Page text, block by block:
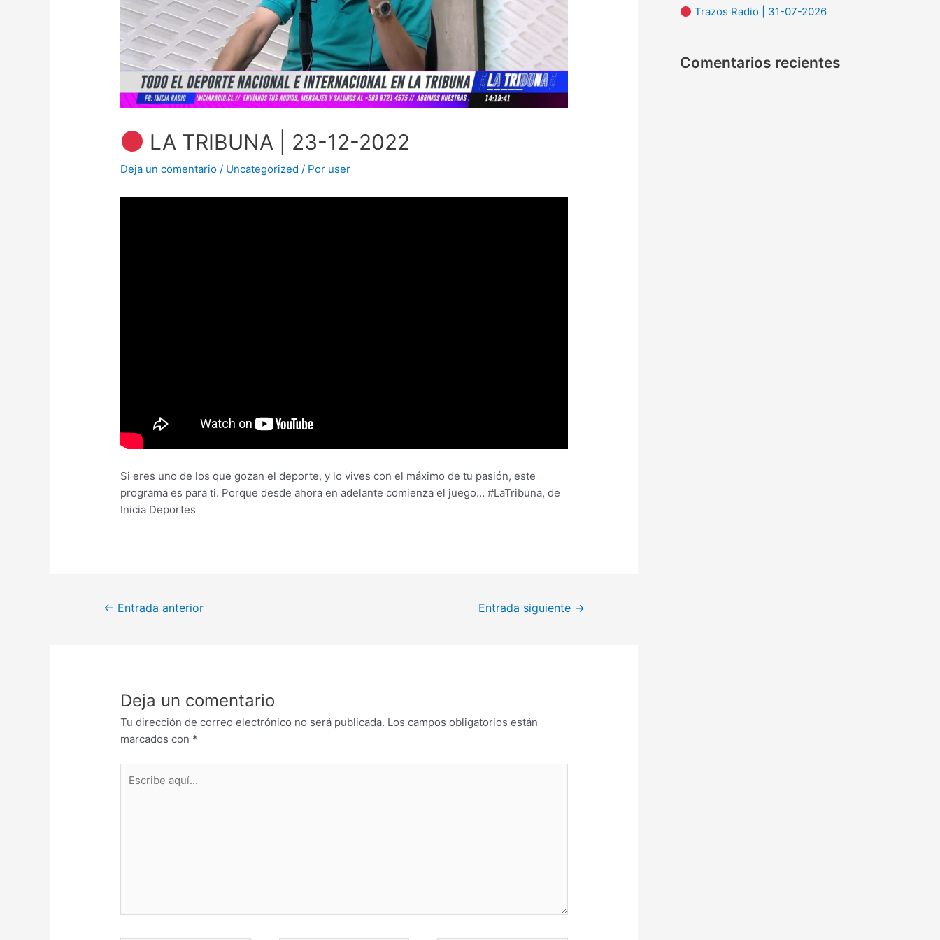
LA TRIBUNA | 23-12-2022
Deja un comentario / Uncategorized / Por user
Si eres uno de los que gozan el deporte, y lo vives con el máximo de tu pasión, este
programa es para ti. Porque desde ahora en adelante comienza el juego… #LaTribuna, de
Inicia Deportes
← Entrada anterior Entrada siguiente →
Deja un comentario
Tu dirección de correo electrónico no será publicada. Los campos obligatorios están
marcados con *
aquí...
:
Trazos Radio | 31-07-2026
Comentarios recientes